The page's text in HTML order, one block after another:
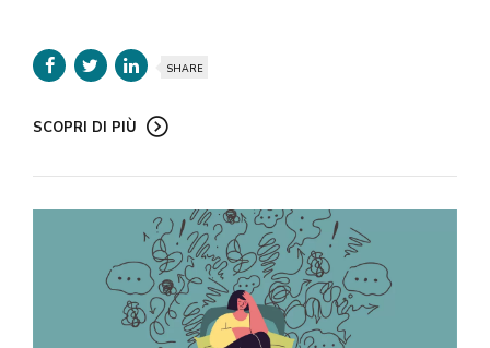
SHARE
SCOPRI DI PIÙ